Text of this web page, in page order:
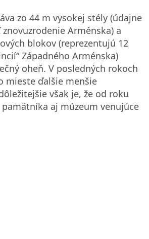
zo 44 m vysokej stély (údajne
Arménska) a
blokov (reprezentujú 12
Západného Arménska)
oheň. V posledných rokoch
mieste ďalšie menšie
však je, že od roku
pamätníka aj múzeum venujúce